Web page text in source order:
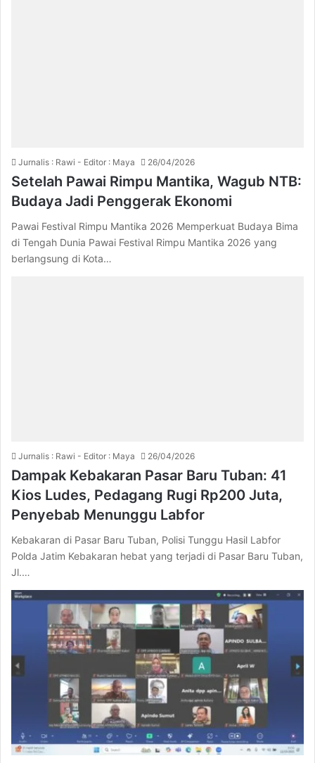
Jurnalis : Rawi - Editor : Maya 26/04/2026
Setelah Pawai Rimpu Mantika, Wagub NTB:
Budaya Jadi Penggerak Ekonomi
Pawai Festival Rimpu Mantika 2026 Memperkuat Budaya Bima
di Tengah Dunia Pawai Festival Rimpu Mantika 2026 yang
berlangsung di Kota…
Jurnalis : Rawi - Editor : Maya 26/04/2026
Dampak Kebakaran Pasar Baru Tuban: 41
Kios Ludes, Pedagang Rugi Rp200 Juta,
Penyebab Menunggu Labfor
Kebakaran di Pasar Baru Tuban, Polisi Tunggu Hasil Labfor
Polda Jatim Kebakaran hebat yang terjadi di Pasar Baru Tuban,
Jl.…